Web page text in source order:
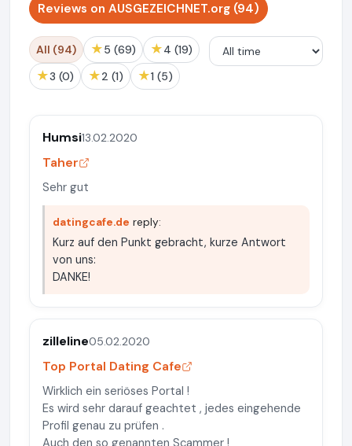
Reviews on AUSGEZEICHNET.org (94)
All (94) ★ 5 (69) ★ 4 (19)
★ 3 (0) ★ 2 (1) ★ 1 (5)
Humsi13.02.2020
Taher
Sehr gut
datingcafe.de reply:
Kurz auf den Punkt gebracht, kurze Antwort
von uns:
DANKE!
zilleline05.02.2020
Top Portal Dating Cafe
Wirklich ein seriöses Portal !
Es wird sehr darauf geachtet , jedes eingehende
Profil genau zu prüfen .
Auch den so genannten Scammer !